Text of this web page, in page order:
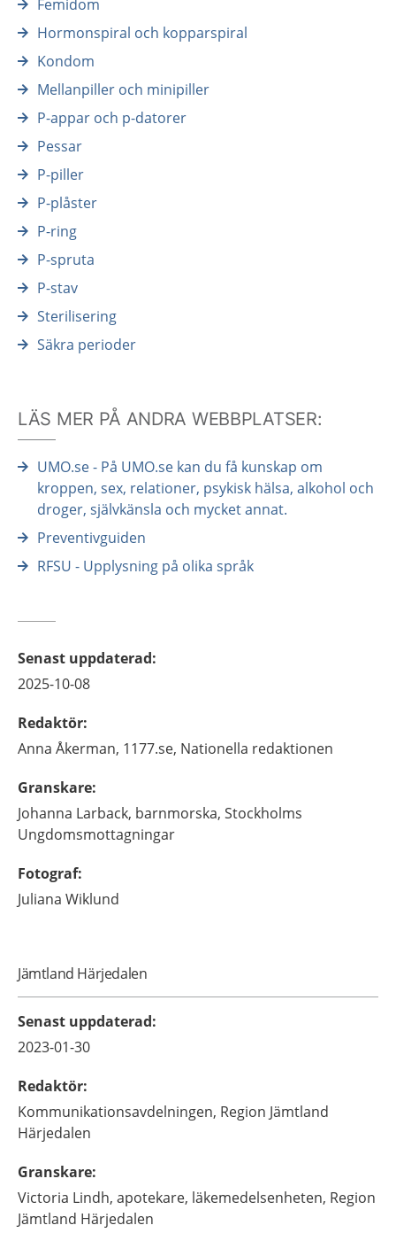
Femidom
Hormonspiral och kopparspiral
Kondom
Mellanpiller och minipiller
P-appar och p-datorer
Pessar
P-piller
P-plåster
P-ring
P-spruta
P-stav
Sterilisering
Säkra perioder
LÄS MER PÅ ANDRA WEBBPLATSER:
UMO.se - På UMO.se kan du få kunskap om
kroppen, sex, relationer, psykisk hälsa, alkohol och
droger, självkänsla och mycket annat.
Preventivguiden
RFSU - Upplysning på olika språk
Senast uppdaterad:
2025-10-08
Redaktör:
Anna Åkerman, 1177.se, Nationella redaktionen
Granskare:
Johanna Larback, barnmorska, Stockholms
Ungdomsmottagningar
Fotograf:
Juliana Wiklund
Jämtland Härjedalen
Senast uppdaterad:
2023-01-30
Redaktör:
Kommunikationsavdelningen, Region Jämtland
Härjedalen
Granskare:
Victoria Lindh, apotekare, läkemedelsenheten, Region
Jämtland Härjedalen